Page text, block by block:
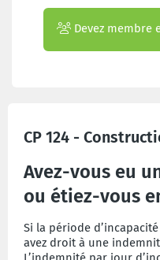
Devez membre
CP 124 -
Avez-vous eu
ou étiez-vous
Si la période
avez droit à une